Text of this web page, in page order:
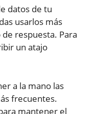
datos de tu
usarlos más
respuesta. Para
un atajo
a la mano las
frecuentes.
mantener el